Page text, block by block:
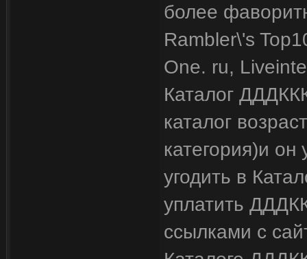
более
Rambler\'s
One. ru,
Каталог
каталог
категория)и он
угодить в
уплатить
ссылками с